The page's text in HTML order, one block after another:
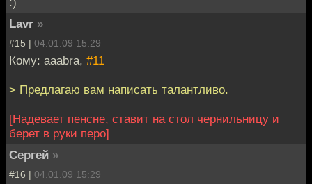
Lavr »
#15 | 04.01.09 15:29
Кому: aaabra, #11
> Предлагаю вам написать талантливо.
[Надевает пенсне, ставит на стол чернильницу и
берет в руки перо]
Cергей »
#16 | 04.01.09 15:29